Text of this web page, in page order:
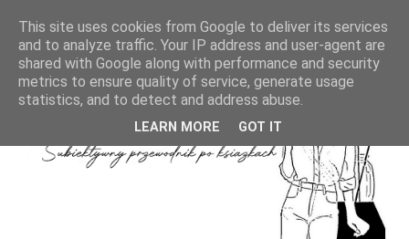
This site uses cookies from Google to deliver its services
and to analyze traffic. Your IP address and user-agent are
shared with Google along with performance and security
metrics to ensure quality of service, generate usage
statistics, and to detect and address abuse.
LEARN MORE GOT IT